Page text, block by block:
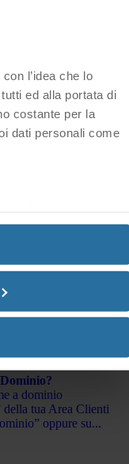
l’idea che lo
ed alla portata di
costante per la
dati personali come
Domini?
Clienti, trovi l’elenco
domini, nella sezione
miei Domini?
nella sezione
a dominio
della tua Area Clienti
oppure su...